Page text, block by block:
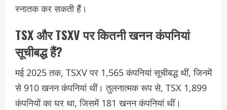
स्नातक कर सकती हैं।
TSX और TSXV पर कितनी खनन कंपनियां
सूचीबद्ध हैं?
मई 2025 तक, TSXV पर 1,565 कंपनियां सूचीबद्ध थीं, जिनमें
से 910 खनन कंपनियां थीं। तुलनात्मक रूप से, TSX 1,899
कंपनियों का घर था, जिसमें 181 खनन कंपनियां थीं।